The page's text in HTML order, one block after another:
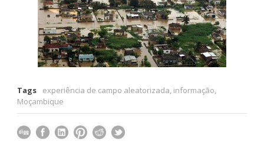
Tags experiência de campo aleatorizada, informação,
Moçambique